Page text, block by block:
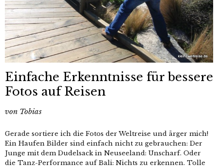
Einfache Erkenntnisse für bessere
Fotos auf Reisen
von Tobias
Gerade sortiere ich die Fotos der Weltreise und ärger mich!
Ein Haufen Bilder sind einfach nicht zu gebrauchen: Der
Junge mit dem Dudelsack in Neuseeland: Unscharf. Oder
die Tanz-Performance auf Bali: Nichts zu erkennen. Tolle